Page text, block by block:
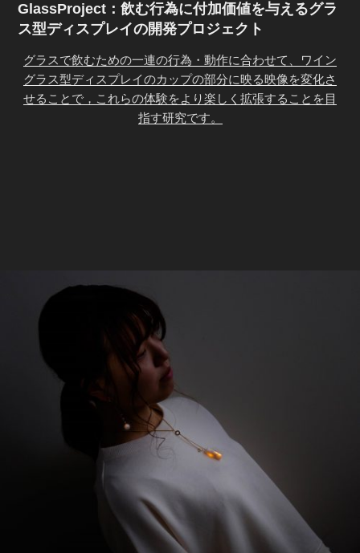
GlassProject：飲む行為に付加価値を与えるグラ
ス型ディスプレイの開発プロジェクト
グラスで飲むための一連の行為・動作に合わせて、ワイン
グラス型ディスプレイのカップの部分に映る映像を変化さ
せることで，これらの体験をより楽しく拡張することを目
指す研究です。